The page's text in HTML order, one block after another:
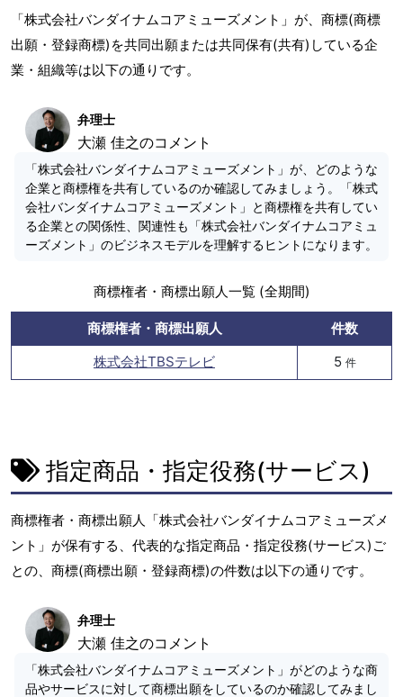
「株式会社バンダイナムコアミューズメント」が、商標(商標
出願・登録商標)を共同出願または共同保有(共有)している企
業・組織等は以下の通りです。
弁理士
大瀬 佳之のコメント
「株式会社バンダイナムコアミューズメント」が、どのような
企業と商標権を共有しているのか確認してみましょう。「株式
会社バンダイナムコアミューズメント」と商標権を共有してい
る企業との関係性、関連性も「株式会社バンダイナムコアミュ
ーズメント」のビジネスモデルを理解するヒントになります。
商標権者・商標出願人一覧 (全期間)
商標権者・商標出願人
件数
株式会社TBSテレビ
5 件
指定商品・指定役務(サービス)
商標権者・商標出願人「株式会社バンダイナムコアミューズメ
ント」が保有する、代表的な指定商品・指定役務(サービス)ご
との、商標(商標出願・登録商標)の件数は以下の通りです。
弁理士
大瀬 佳之のコメント
「株式会社バンダイナムコアミューズメント」がどのような商
品やサービスに対して商標出願をしているのか確認してみまし